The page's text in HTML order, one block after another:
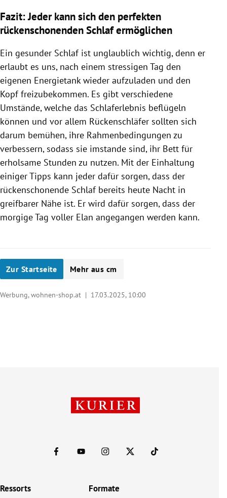
Fazit: Jeder kann sich den perfekten
rückenschonenden Schlaf ermöglichen
Ein gesunder Schlaf ist unglaublich wichtig, denn er
erlaubt es uns, nach einem stressigen Tag den
eigenen Energietank wieder aufzuladen und den
Kopf freizubekommen. Es gibt verschiedene
Umstände, welche das Schlaferlebnis beflügeln
können und vor allem Rückenschläfer sollten sich
darum bemühen, ihre Rahmenbedingungen zu
verbessern, sodass sie imstande sind, ihr Bett für
erholsame Stunden zu nutzen. Mit der Einhaltung
einiger Tipps kann jeder dafür sorgen, dass der
rückenschonende Schlaf bereits heute Nacht in
greifbarer Nähe ist. Er wird dafür sorgen, dass der
morgige Tag voller Elan angegangen werden kann.
Zur Startseite Mehr aus cm
Werbung, wohnen-shop.at | 17.03.2025, 10:00
Ressorts Formate